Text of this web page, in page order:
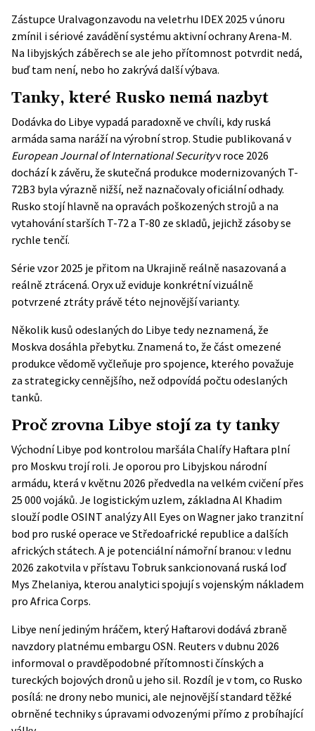
Zástupce Uralvagonzavodu na veletrhu IDEX 2025 v únoru
zmínil i sériové zavádění systému aktivní ochrany Arena-M.
Na libyjských záběrech se ale jeho přítomnost potvrdit nedá,
buď tam není, nebo ho zakrývá další výbava.
Tanky, které Rusko nemá nazbyt
Dodávka do Libye vypadá paradoxně ve chvíli, kdy ruská
armáda sama naráží na výrobní strop. Studie publikovaná v
European Journal of International Securityv roce 2026
dochází k závěru, že skutečná produkce modernizovaných T-
72B3 byla výrazně nižší, než naznačovaly oficiální odhady.
Rusko stojí hlavně na opravách poškozených strojů a na
vytahování starších T-72 a T-80 ze skladů, jejichž zásoby se
rychle tenčí.
Série vzor 2025 je přitom na Ukrajině reálně nasazovaná a
reálně ztrácená. Oryx už eviduje konkrétní vizuálně
potvrzené ztráty právě této nejnovější varianty.
Několik kusů odeslaných do Libye tedy neznamená, že
Moskva dosáhla přebytku. Znamená to, že část omezené
produkce vědomě vyčleňuje pro spojence, kterého považuje
za strategicky cennějšího, než odpovídá počtu odeslaných
tanků.
Proč zrovna Libye stojí za ty tanky
Východní Libye pod kontrolou maršála Chalífy Haftara plní
pro Moskvu trojí roli. Je oporou pro Libyjskou národní
armádu, která v květnu 2026 předvedla na velkém cvičení přes
25 000 vojáků. Je logistickým uzlem, základna Al Khadim
slouží podle OSINT analýzyAll Eyes on Wagner jako tranzitní
bod pro ruské operace ve Středoafrické republice a dalších
afrických státech. A je potenciální námořní branou: v lednu
2026 zakotvila v přístavu Tobruk sankcionovaná ruská loď
Mys Zhelaniya, kterou analytici spojují s vojenským nákladem
pro Africa Corps.
Libye není jediným hráčem, který Haftarovi dodává zbraně
navzdory platnému embargu OSN. Reuters v dubnu 2026
informoval o pravděpodobné přítomnosti čínských a
tureckých bojových dronů u jeho sil. Rozdíl je v tom, co Rusko
posílá: ne drony nebo munici, ale nejnovější standard těžké
obrněné techniky s úpravami odvozenými přímo z probíhající